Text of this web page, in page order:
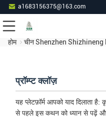
a1683156375@163.com
होम चीन Shenzhen Shizhineng
प्रॉम्प्ट क्लॉज़
यह प्लेटफ़ॉर्म आपको याद दिलाता है:
से पहले इस कथन को ध्यान से पढ़ें